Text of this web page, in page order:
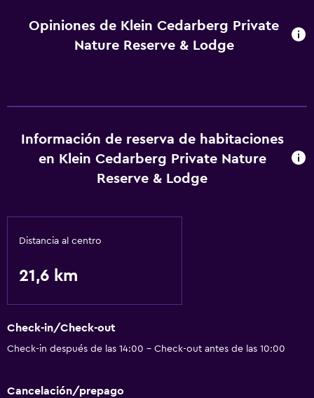
Opiniones de Klein Cedarberg Private
Nature Reserve & Lodge
Información de reserva de habitaciones
en Klein Cedarberg Private Nature
Reserve & Lodge
Distancia al centro
21,6 km
Check-in/Check-out
Check-in después de las 14:00 - Check-out antes de las 10:00
Cancelación/prepago